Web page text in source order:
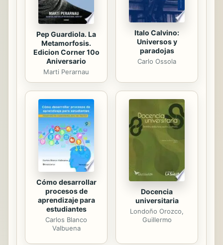
Pep Guardiola. La
Metamorfosis.
Edicion Corner 10o
Aniversario
Marti Perarnau
Italo Calvino:
Universos y
paradojas
Carlo Ossola
Cómo desarrollar
procesos de
aprendizaje para
estudiantes
Carlos Blanco
Valbuena
Docencia
universitaria
Londoño Orozco,
Guillermo